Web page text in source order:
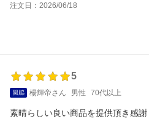
注文日：2026/06/18
5
楊輝帝さん
男性 70代以上
素晴らしい良い商品を提供頂き感謝